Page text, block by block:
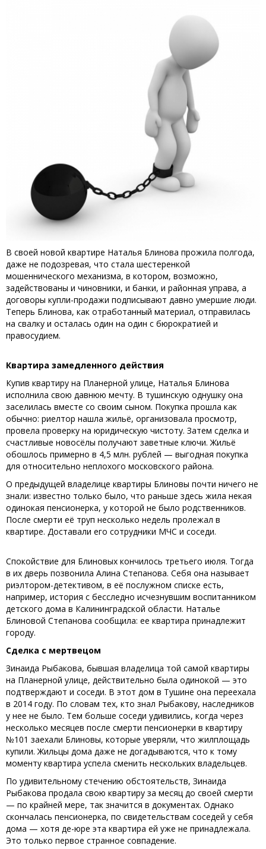
В своей новой квартире Наталья Блинова прожила полгода,
даже не подозревая, что стала шестеренкой
мошеннического механизма, в котором, возможно,
задействованы и чиновники, и банки, и районная управа, а
договоры купли-продажи подписывают давно умершие люди.
Теперь Блинова, как отработанный материал, отправилась
на свалку и осталась один на один с бюрократией и
правосудием.
Квартира замедленного действия
Купив квартиру на Планерной улице, Наталья Блинова
исполнила свою давнюю мечту. В тушинскую однушку она
заселилась вместе со своим сыном. Покупка прошла как
обычно: риелтор нашла жильё, организовала просмотр,
провела проверку на юридическую чистоту. Затем сделка и
счастливые новосёлы получают заветные ключи. Жильё
обошлось примерно в 4,5 млн. рублей — выгодная покупка
для относительно неплохого московского района.
О предыдущей владелице квартиры Блиновы почти ничего не
знали: известно только было, что раньше здесь жила некая
одинокая пенсионерка, у которой не было родственников.
После смерти её труп несколько недель пролежал в
квартире. Доставали его сотрудники МЧС и соседи.
Спокойствие для Блиновых кончилось третьего июля. Тогда
в их дверь позвонила Алина Степанова. Себя она называет
риэлтором-детективом, в её послужном списке есть,
например, история с бесследно исчезнувшим воспитанником
детского дома в Калининградской области. Наталье
Блиновой Степанова сообщила: ее квартира принадлежит
городу.
Сделка с мертвецом
Зинаида Рыбакова, бывшая владелица той самой квартиры
на Планерной улице, действительно была одинокой — это
подтверждают и соседи. В этот дом в Тушине она переехала
в 2014 году. По словам тех, кто знал Рыбакову, наследников
у нее не было. Тем больше соседи удивились, когда через
несколько месяцев после смерти пенсионерки в квартиру
№101 заехали Блиновы, которые уверяли, что жилплощадь
купили. Жильцы дома даже не догадываются, что к тому
моменту квартира успела сменить нескольких владельцев.
По удивительному стечению обстоятельств, Зинаида
Рыбакова продала свою квартиру за месяц до своей смерти
— по крайней мере, так значится в документах. Однако
скончалась пенсионерка, по свидетельствам соседей у себя
дома — хотя де-юре эта квартира ей уже не принадлежала.
Это только первое странное совпадение.